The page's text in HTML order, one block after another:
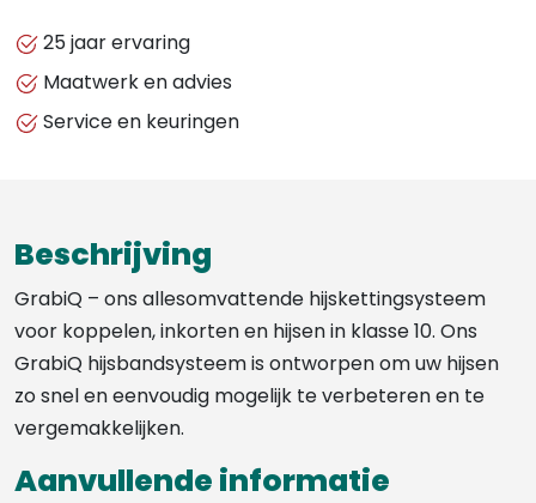
25 jaar ervaring
Maatwerk en advies
Service en keuringen
Beschrijving
GrabiQ – ons allesomvattende hijskettingsysteem
voor koppelen, inkorten en hijsen in klasse 10. Ons
GrabiQ hijsbandsysteem is ontworpen om uw hijsen
zo snel en eenvoudig mogelijk te verbeteren en te
vergemakkelijken.
Aanvullende informatie